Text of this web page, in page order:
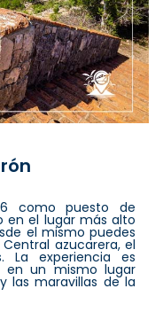
como puesto de
en el lugar más alto
el mismo puedes
azucarera, el
La experiencia es
un mismo lugar
las maravillas de la